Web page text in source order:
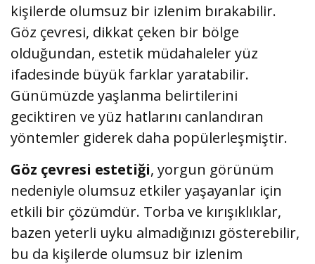
kişilerde olumsuz bir izlenim bırakabilir.
Göz çevresi, dikkat çeken bir bölge
olduğundan, estetik müdahaleler yüz
ifadesinde büyük farklar yaratabilir.
Günümüzde yaşlanma belirtilerini
geciktiren ve yüz hatlarını canlandıran
yöntemler giderek daha popülerleşmiştir.
Göz çevresi estetiği, yorgun görünüm
nedeniyle olumsuz etkiler yaşayanlar için
etkili bir çözümdür. Torba ve kırışıklıklar,
bazen yeterli uyku almadığınızı gösterebilir,
bu da kişilerde olumsuz bir izlenim